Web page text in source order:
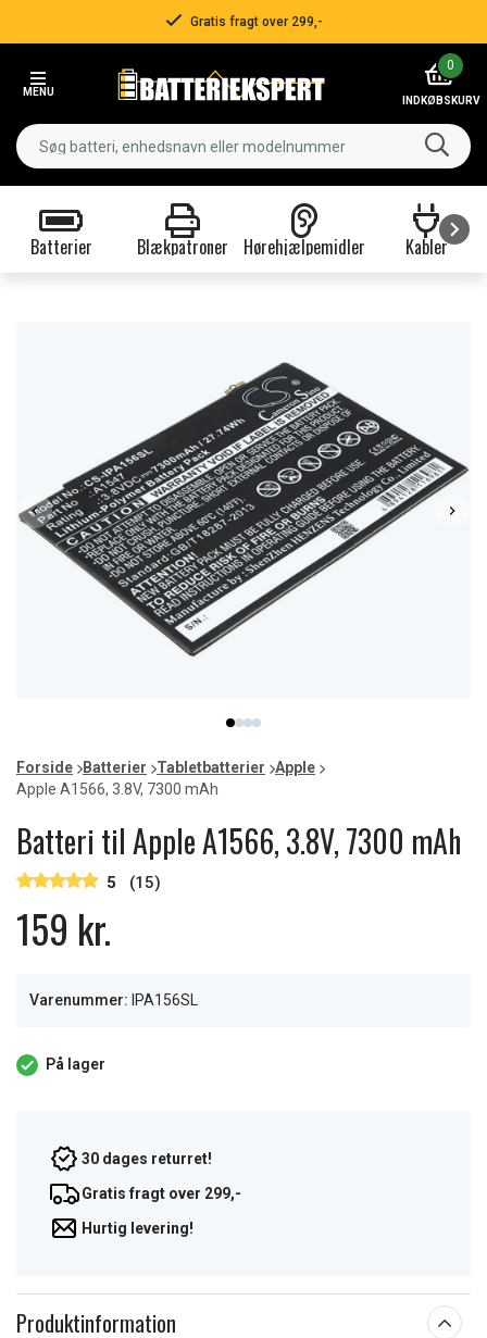
Gratis fragt over 299,-
MENU
0
INDKØBSKURV
Batterier Blækpatroner Hørehjælpemidler Kabler
item
0
item
1
item
2
item
3
of
4
Forside Batterier Tabletbatterier
Apple
Apple A1566, 3.8V, 7300 mAh
Batteri til Apple A1566, 3.8V, 7300 mAh
5 (15)
159 kr.
Varenummer: IPA156SL
På lager
30 dages returret!
Gratis fragt over 299,-
Hurtig levering!
Produktinformation